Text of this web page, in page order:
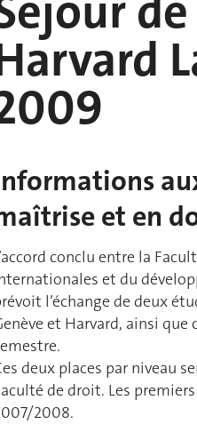
et en
conclu entre la
et du
l’échange de deux
et Harvard, ainsi
deux places par niveau
de droit. Les
2008.